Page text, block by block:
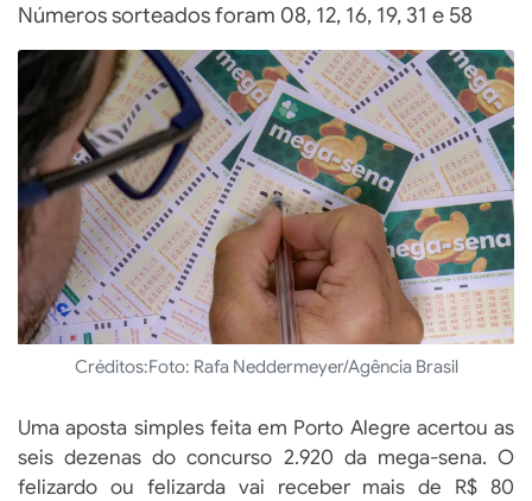
Números sorteados foram 08, 12, 16, 19, 31 e 58
Créditos:Foto: Rafa Neddermeyer/Agência Brasil
Uma aposta simples feita em Porto Alegre acertou as
seis dezenas do concurso 2.920 da mega-sena. O
felizardo ou felizarda vai receber mais de R$ 80